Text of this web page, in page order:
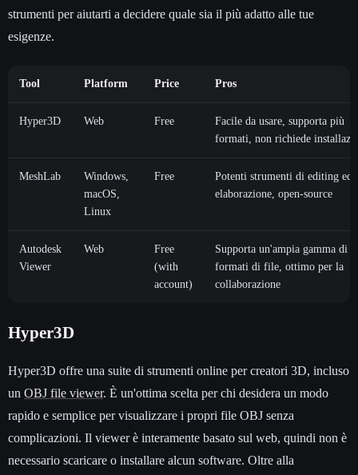
strumenti per aiutarti a decidere quale sia il più adatto alle tue
esigenze.
Tool Platform Price Pros
Hyper3D Web Free
Facile da usare, supporta più
formati, non richiede
MeshLab
Windows,
macOS,
Linux
Free
Potenti strumenti di editing ed
elaborazione, open-source
Autodesk
Viewer
Web
Free
(with
account)
Supporta un'ampia gamma di
formati di file, ottimo per la
collaborazione
Hyper3D
Hyper3D offre una suite di strumenti online per creatori 3D, incluso
un OBJ file viewer. È un'ottima scelta per chi desidera un modo
rapido e semplice per visualizzare i propri file OBJ senza
complicazioni. Il viewer è interamente basato sul web, quindi non è
necessario scaricare o installare alcun software. Oltre alla